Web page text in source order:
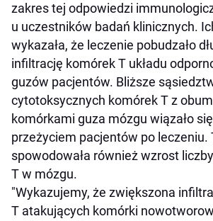
zakres tej odpowiedzi
u uczestników badań klinicznych.
wykazała, że leczenie pobudzało
infiltrację komórek T układu
guzów pacjentów. Bliższe
cytotoksycznych komórek T z
komórkami guza mózgu wiązało
przeżyciem pacjentów po leczeniu.
spowodowała również wzrost
T w mózgu.
"Wykazujemy, że zwiększona
T atakujących komórki